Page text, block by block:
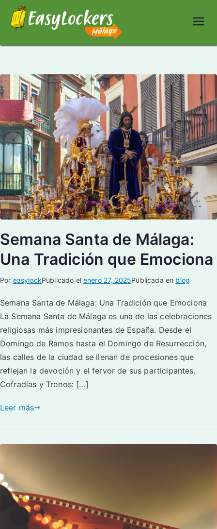
Málaga
Semana Santa de Málaga:
Una Tradición que Emociona
Por easylockPublicado elenero 27, 2025Publicada en blog
Semana Santa de Málaga: Una Tradición que Emociona
La Semana Santa de Málaga es una de las celebraciones
religiosas más impresionantes de España. Desde el
Domingo de Ramos hasta el Domingo de Resurrección,
las calles de la ciudad se llenan de procesiones que
reflejan la devoción y el fervor de sus participantes.
Cofradías y Tronos: […]
Leer más